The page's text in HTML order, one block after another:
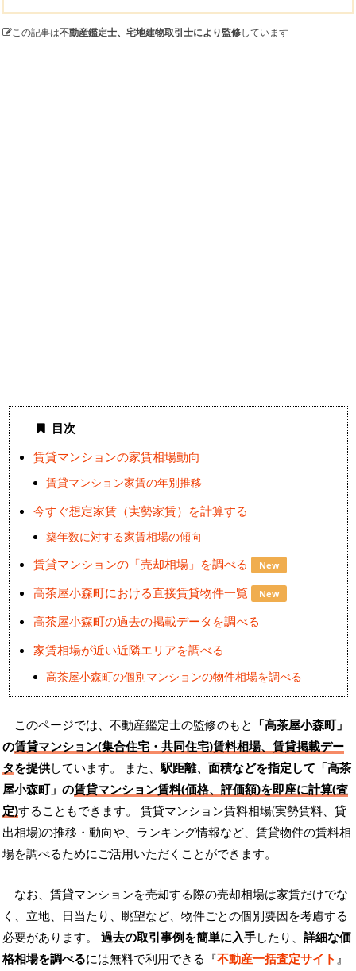
この記事は不動産鑑定士、宅地建物取引士により監修しています
目次
賃貸マンションの家賃相場動向
賃貸マンション家賃の年別推移
今すぐ想定家賃（実勢家賃）を計算する
築年数に対する家賃相場の傾向
賃貸マンションの「売却相場」を調べる New
高茶屋小森町における直接賃貸物件一覧 New
高茶屋小森町の過去の掲載データを調べる
家賃相場が近い近隣エリアを調べる
高茶屋小森町の個別マンションの物件相場を調べる
このページでは、不動産鑑定士の監修のもと 「高茶屋小森町」
の賃貸マンション(集合住宅・共同住宅)賃料相場、賃貸掲載デー
タを提供しています。 また、駅距離、面積などを指定して「高茶
屋小森町」の賃貸マンション賃料(価格、評価額)を即座に計算(査
定)することもできます。 賃貸マンション賃料相場(実勢賃料、貸
出相場)の推移・動向や、ランキング情報など、賃貸物件の賃料相
場を調べるためにご活用いただくことができます。
なお、賃貸マンションを売却する際の売却相場は家賃だけでな
く、立地、日当たり、眺望など、物件ごとの個別要因を考慮する
必要があります。 過去の取引事例を簡単に入手したり、 詳細な価
格相場を調べるには無料で利用できる『不動産一括査定サイト 』